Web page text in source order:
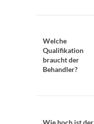
Welche
Qualifikation
braucht der
Behandler?
Wie hoch ist der